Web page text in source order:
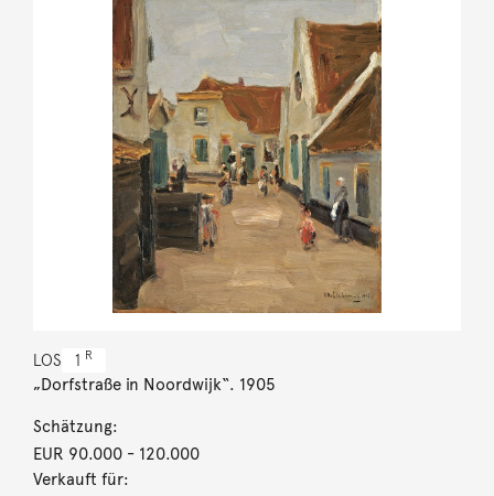
LOS 1 R
„Dorfstraße in Noordwijk“. 1905
Schätzung:
EUR 90.000- 120.000
Verkauft für: